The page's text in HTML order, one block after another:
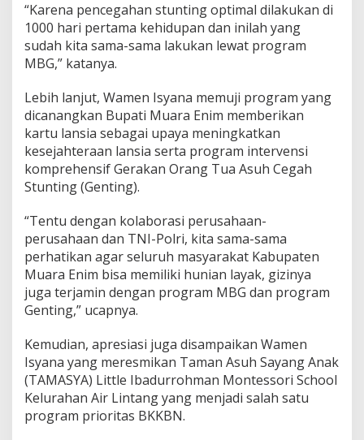
“Karena pencegahan stunting optimal dilakukan di
1000 hari pertama kehidupan dan inilah yang
sudah kita sama-sama lakukan lewat program
MBG,” katanya.
Lebih lanjut, Wamen Isyana memuji program yang
dicanangkan Bupati Muara Enim memberikan
kartu lansia sebagai upaya meningkatkan
kesejahteraan lansia serta program intervensi
komprehensif Gerakan Orang Tua Asuh Cegah
Stunting (Genting).
“Tentu dengan kolaborasi perusahaan-
perusahaan dan TNI-Polri, kita sama-sama
perhatikan agar seluruh masyarakat Kabupaten
Muara Enim bisa memiliki hunian layak, gizinya
juga terjamin dengan program MBG dan program
Genting,” ucapnya.
Kemudian, apresiasi juga disampaikan Wamen
Isyana yang meresmikan Taman Asuh Sayang Anak
(TAMASYA) Little Ibadurrohman Montessori School
Kelurahan Air Lintang yang menjadi salah satu
program prioritas BKKBN.